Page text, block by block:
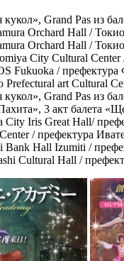
Grand Pas из
Orchard Hall /
Orchard Hall /
City Cultural Center
Fukuoka / префектура
art Cultural
кукол», Grand Pas из
3 акт балета
Iris Great Hall/
/ префектура
Bank Hall Izumiti /
Cultural Hall /